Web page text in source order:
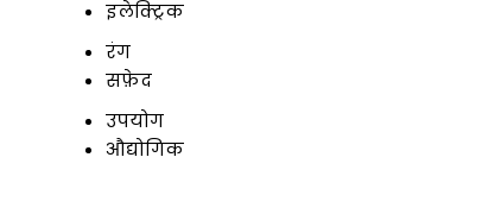
इलेक्ट्रिक
रंग
सफ़ेद
उपयोग
औद्योगिक